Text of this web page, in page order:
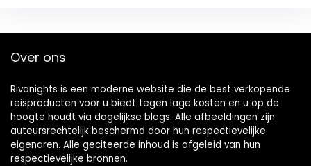
Over ons
Rivanights is een moderne website die de best verkopende
reisproducten voor u biedt tegen lage kosten en u op de
hoogte houdt via dagelijkse blogs. Alle afbeeldingen zijn
auteursrechtelijk beschermd door hun respectievelijke
eigenaren. Alle geciteerde inhoud is afgeleid van hun
respectievelijke bronnen.